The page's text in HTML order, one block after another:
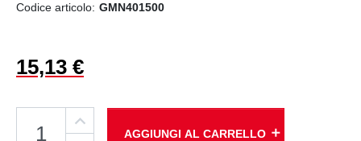
Codice articolo: GMN401500
15,13 €
AGGIUNGI AL CARRELLO add